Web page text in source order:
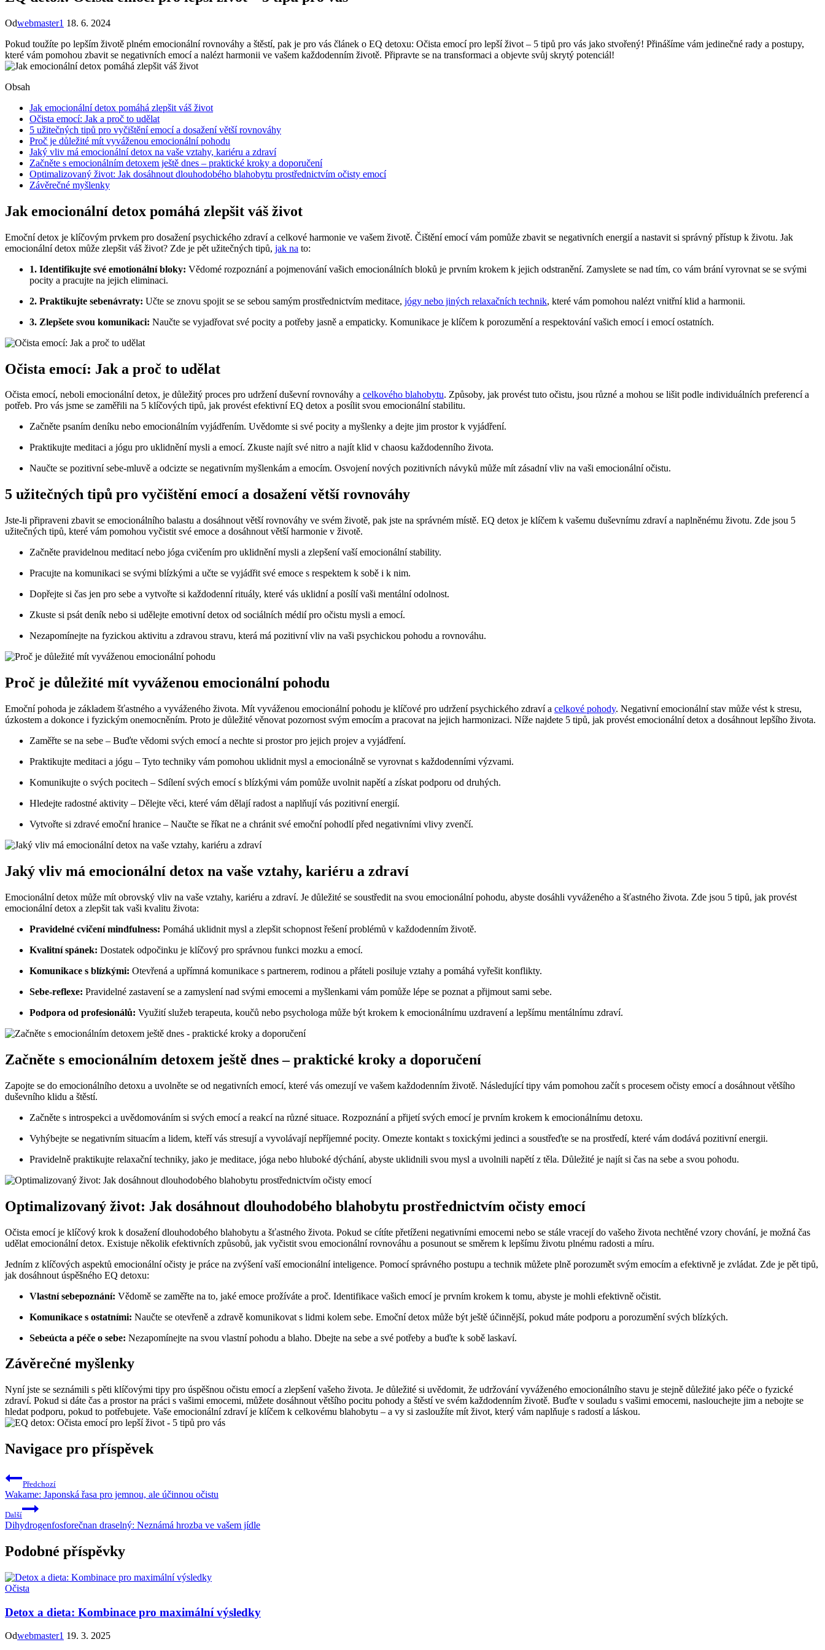
Odwebmaster1 18. 6. 2024
Pokud toužíte po lepším životě plném emocionální rovnováhy a štěstí, pak je pro vás článek o EQ detoxu: Očista emocí pro lepší život – 5 tipů pro vás jako stvořený! Přinášíme vám jedinečné rady a postupy,
které vám pomohou zbavit se negativních emocí a nalézt harmonii ve vašem každodenním životě. Připravte se na transformaci a objevte svůj skrytý potenciál!
Obsah
Jak emocionální detox pomáhá zlepšit váš život
Očista emocí: Jak a proč to udělat
5 užitečných tipů pro vyčištění emocí a dosažení větší rovnováhy
Proč je důležité mít vyváženou emocionální pohodu
Jaký vliv má emocionální detox na vaše vztahy, kariéru a zdraví
Začněte s emocionálním detoxem ještě dnes – praktické kroky a doporučení
Optimalizovaný život: Jak dosáhnout dlouhodobého blahobytu prostřednictvím očisty emocí
Závěrečné myšlenky
Jak emocionální detox pomáhá zlepšit váš život
Emoční detox je klíčovým prvkem pro dosažení psychického zdraví a celkové harmonie ve vašem životě. Čištění emocí vám pomůže zbavit se negativních energií a nastavit si správný přístup k životu. Jak
emocionální detox může zlepšit váš život? Zde je pět užitečných tipů, jak na to:
1. Identifikujte své emotionální bloky: Vědomé rozpoznání a pojmenování vašich emocionálních bloků je prvním krokem k jejich odstranění. Zamyslete se nad tím, co vám brání vyrovnat se se svými
pocity a pracujte na jejich eliminaci.
2. Praktikujte sebenávraty: Učte se znovu spojit se se sebou samým prostřednictvím meditace, jógy nebo jiných relaxačních technik, které vám pomohou nalézt vnitřní klid a harmonii.
3. Zlepšete svou komunikaci: Naučte se vyjadřovat své pocity a potřeby jasně a empaticky. Komunikace je klíčem k porozumění a respektování vašich emocí i emocí ostatních.
Očista emocí: Jak a proč to udělat
Očista emocí, neboli emocionální detox, je důležitý proces pro udržení duševní rovnováhy a celkového blahobytu. Způsoby, jak provést tuto očistu, jsou různé a mohou se lišit podle individuálních preferencí a
potřeb. Pro vás jsme se zaměřili na 5 klíčových tipů, jak provést efektivní EQ detox a posílit svou emocionální stabilitu.
Začněte psaním deníku nebo emocionálním vyjádřením. Uvědomte si své pocity a myšlenky a dejte jim prostor k vyjádření.
Praktikujte meditaci a jógu pro uklidnění mysli a emocí. Zkuste najít své nitro a najít klid v chaosu každodenního života.
Naučte se pozitivní sebe-mluvě a odcizte se negativním myšlenkám a emocím. Osvojení nových pozitivních návyků může mít zásadní vliv na vaši emocionální očistu.
5 užitečných tipů pro vyčištění emocí a dosažení větší rovnováhy
Jste-li připraveni zbavit se emocionálního balastu a dosáhnout větší rovnováhy ve svém životě, pak jste na správném místě. EQ detox je klíčem k vašemu duševnímu zdraví a naplněnému životu. Zde jsou 5
užitečných tipů, které vám pomohou vyčistit své emoce a dosáhnout větší harmonie v životě.
Začněte pravidelnou meditací nebo jóga cvičením pro uklidnění mysli a zlepšení vaší emocionální stability.
Pracujte na komunikaci se svými blízkými a učte se vyjádřit své emoce s respektem k sobě i k nim.
Dopřejte si čas jen pro sebe a vytvořte si každodenní rituály, které vás uklidní a posílí vaši mentální odolnost.
Zkuste si psát deník nebo si udělejte emotivní detox od sociálních médií pro očistu mysli a emocí.
Nezapomínejte na fyzickou aktivitu a zdravou stravu, která má pozitivní vliv na vaši psychickou pohodu a rovnováhu.
Proč je důležité mít vyváženou emocionální pohodu
Emoční pohoda je základem šťastného a vyváženého života. Mít vyváženou emocionální pohodu je klíčové pro udržení psychického zdraví a celkové pohody. Negativní emocionální stav může vést k stresu,
úzkostem a dokonce i fyzickým onemocněním. Proto je důležité věnovat pozornost svým emocím a pracovat na jejich harmonizaci. Níže najdete 5 tipů, jak provést emocionální detox a dosáhnout lepšího života.
Zaměřte se na sebe – Buďte vědomi svých emocí a nechte si prostor pro jejich projev a vyjádření.
Praktikujte meditaci a jógu – Tyto techniky vám pomohou uklidnit mysl a emocionálně se vyrovnat s každodenními výzvami.
Komunikujte o svých pocitech – Sdílení svých emocí s blízkými vám pomůže uvolnit napětí a získat podporu od druhých.
Hledejte radostné aktivity – Dělejte věci, které vám dělají radost a naplňují vás pozitivní energií.
Vytvořte si zdravé emoční hranice – Naučte se říkat ne a chránit své emoční pohodlí před negativními vlivy zvenčí.
Jaký vliv má emocionální detox na vaše vztahy, kariéru a zdraví
Emocionální detox může mít obrovský vliv na vaše vztahy, kariéru a zdraví. Je důležité se soustředit na svou emocionální pohodu, abyste dosáhli vyváženého a šťastného života. Zde jsou 5 tipů, jak provést
emocionální detox a zlepšit tak vaši kvalitu života:
Pravidelné cvičení mindfulness: Pomáhá uklidnit mysl a zlepšit schopnost řešení problémů v každodenním životě.
Kvalitní spánek: Dostatek odpočinku je klíčový pro správnou funkci mozku a emocí.
Komunikace s blízkými: Otevřená a upřímná komunikace s partnerem, rodinou a přáteli posiluje vztahy a pomáhá vyřešit konflikty.
Sebe-reflexe: Pravidelné zastavení se a zamyslení nad svými emocemi a myšlenkami vám pomůže lépe se poznat a přijmout sami sebe.
Podpora od profesionálů: Využití služeb terapeuta, koučů nebo psychologa může být krokem k emocionálnímu uzdravení a lepšímu mentálnímu zdraví.
Začněte s emocionálním detoxem ještě dnes – praktické kroky a doporučení
Zapojte se do emocionálního detoxu a uvolněte se od negativních emocí, které vás omezují ve vašem každodenním životě. Následující tipy vám pomohou začít s procesem očisty emocí a dosáhnout většího
duševního klidu a štěstí.
Začněte s introspekci a uvědomováním si svých emocí a reakcí na různé situace. Rozpoznání a přijetí svých emocí je prvním krokem k emocionálnímu detoxu.
Vyhýbejte se negativním situacím a lidem, kteří vás stresují a vyvolávají nepříjemné pocity. Omezte kontakt s toxickými jedinci a soustřeďte se na prostředí, které vám dodává pozitivní energii.
Pravidelně praktikujte relaxační techniky, jako je meditace, jóga nebo hluboké dýchání, abyste uklidnili svou mysl a uvolnili napětí z těla. Důležité je najít si čas na sebe a svou pohodu.
Optimalizovaný život: Jak dosáhnout dlouhodobého blahobytu prostřednictvím očisty emocí
Očista emocí je klíčový krok k dosažení dlouhodobého blahobytu a šťastného života. Pokud se cítíte přetíženi negativními emocemi nebo se stále vracejí do vašeho života nechtěné vzory chování, je možná čas
udělat emocionální detox. Existuje několik efektivních způsobů, jak vyčistit svou emocionální rovnováhu a posunout se směrem k lepšímu životu plnému radosti a míru.
Jedním z klíčových aspektů emocionální očisty je práce na zvýšení vaší emocionální inteligence. Pomocí správného postupu a technik můžete plně porozumět svým emocím a efektivně je zvládat. Zde je pět tipů,
jak dosáhnout úspěšného EQ detoxu:
Vlastní sebepoznání: Vědomě se zaměřte na to, jaké emoce prožíváte a proč. Identifikace vašich emocí je prvním krokem k tomu, abyste je mohli efektivně očistit.
Komunikace s ostatními: Naučte se otevřeně a zdravě komunikovat s lidmi kolem sebe. Emoční detox může být ještě účinnější, pokud máte podporu a porozumění svých blízkých.
Sebeúcta a péče o sebe: Nezapomínejte na svou vlastní pohodu a blaho. Dbejte na sebe a své potřeby a buďte k sobě laskaví.
Závěrečné myšlenky
Nyní jste se seznámili s pěti klíčovými tipy pro úspěšnou očistu emocí a zlepšení vašeho života. Je důležité si uvědomit, že udržování vyváženého emocionálního stavu je stejně důležité jako péče o fyzické
zdraví. Pokud si dáte čas a prostor na práci s vašimi emocemi, můžete dosáhnout většího pocitu pohody a štěstí ve svém každodenním životě. Buďte v souladu s vašimi emocemi, naslouchejte jim a nebojte se
hledat podporu, pokud to potřebujete. Vaše emocionální zdraví je klíčem k celkovému blahobytu – a vy si zasloužíte mít život, který vám naplňuje s radostí a láskou.
Navigace pro příspěvek
Předchozí
Wakame: Japonská řasa pro jemnou, ale účinnou očistu
Další
Dihydrogenfosforečnan draselný: Neznámá hrozba ve vašem jídle
Podobné příspěvky
Očista
Detox a dieta: Kombinace pro maximální výsledky
Odwebmaster1 19. 3. 2025